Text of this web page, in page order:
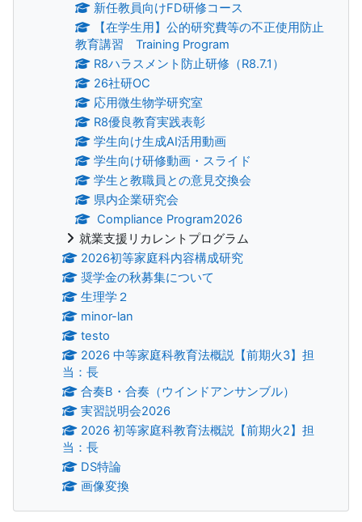
新任教員向けFD研修コース
【在学生用】公的研究費等の不正使用防止
教育講習 Training Program
R8ハラスメント防止研修（R8.7.1）
26社研OC
応用微生物学研究室
R8優良教育実践表彰
学生向け生成AI活用動画
学生向け研修動画・スライド
学生と教職員との意見交換会
県内企業研究会
Compliance Program2026
就業支援リカレントプログラム
2026初等家庭科内容構成研究
奨学金の秋募集について
生理学２
minor-lan
testo
2026 中等家庭科教育法概説【前期火3】担
当：長
合奏B・合奏（ウインドアンサンブル）
実習説明会2026
2026 初等家庭科教育法概説【前期火2】担
当：長
DS特論
画像変換